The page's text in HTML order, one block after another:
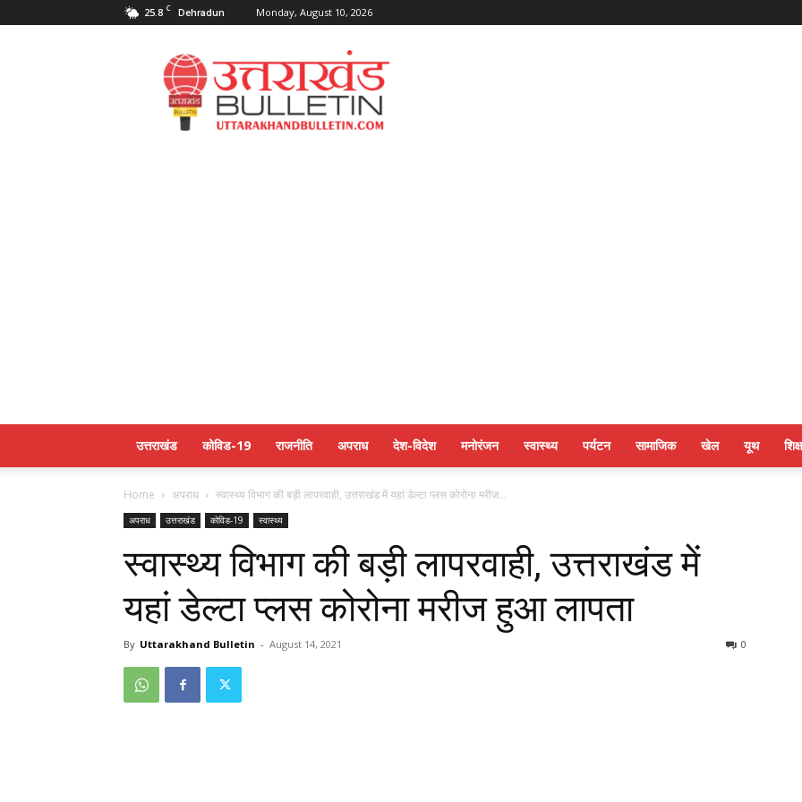
25.8 C Dehradun Monday, August 10, 2026
Uttarakahnd
Bulletin
उत्तराखंड कोविड-19 राजनीति अपराध देश-विदेश मनोरंजन स्वास्थ्य पर्यटन सामाजिक खेल यूथ
Home अपराध स्वास्थ्य विभाग की बड़ी लापरवाही, उत्तराखंड में यहां डेल्टा प्लस कोरोना मरीज...
अपराध उत्तराखंड कोविड-19 स्वास्थ्य
स्वास्थ्य विभाग की बड़ी लापरवाही, उत्तराखंड में
यहां डेल्टा प्लस कोरोना मरीज हुआ लापता
By Uttarakhand Bulletin - August 14, 2021 0